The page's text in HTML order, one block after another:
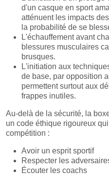
d'un casque en sport
atténuent les impacts
la probabilité de se
L'échauffement avant
blessures musculaires
brusques.
L'initiation aux
de base, par opposition
permettent surtout aux
frappes inutiles.
Au-delà de la sécurité, la
un code éthique rigoureux
compétition :
Avoir un esprit sportif
Respecter les
Écouter les coachs